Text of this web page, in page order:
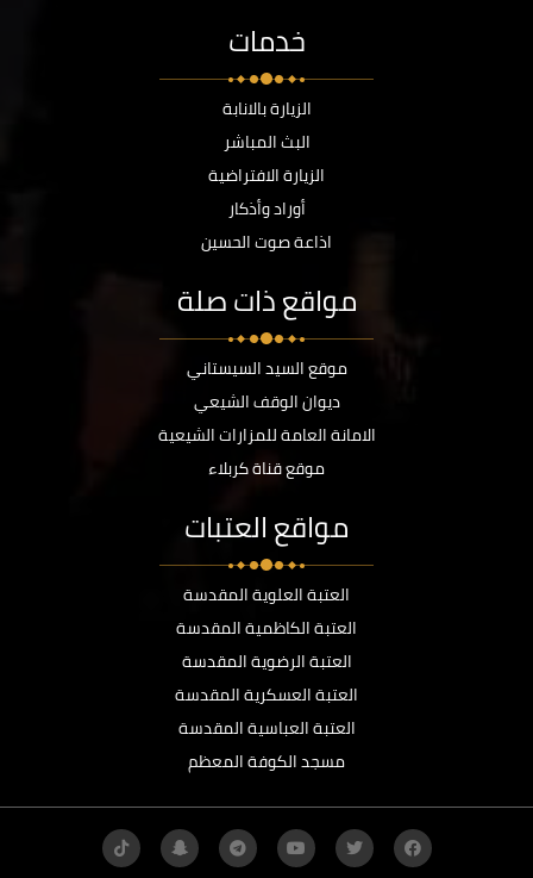
خدمات
الزيارة بالانابة
البث المباشر
الزيارة الافتراضية
أوراد وأذكار
اذاعة صوت الحسين
مواقع ذات صلة
موقع السيد السيستاني
ديوان الوقف الشيعي
الامانة العامة للمزارات الشيعية
موقع قناة كربلاء
مواقع العتبات
العتبة العلوية المقدسة
العتبة الكاظمية المقدسة
العتبة الرضوية المقدسة
العتبة العسكرية المقدسة
العتبة العباسية المقدسة
مسجد الكوفة المعظم